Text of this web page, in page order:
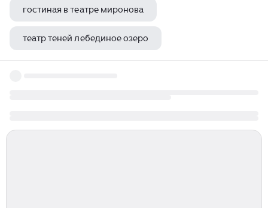
гостиная в театре миронова
театр теней лебединое озеро